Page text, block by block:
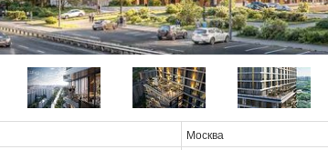
Москва